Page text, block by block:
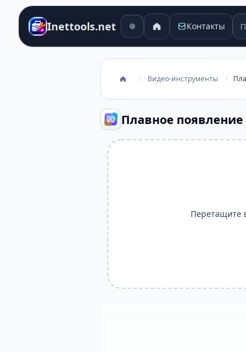
Inettools.net Контакты
/ Видео-инструменты /
Плавное
Перетащите